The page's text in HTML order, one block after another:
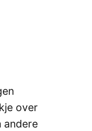
over
andere